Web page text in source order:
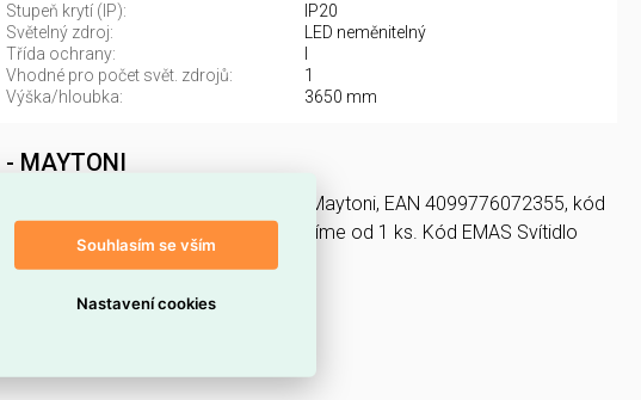
Stupeň krytí (IP):
IP20
Světelný zdroj:
LED neměnitelný
Třída ochrany:
Vhodné pro počet svět. zdrojů:
1
Výška/hloubka: 3650 mm
MAYTONI
zdroje a LED osvětlení, výrobce Maytoni, EAN 4099776072355, kód
L12BS3K1 - MAYTONI nabízíme od 1 ks. Kód EMAS Svítidlo
Souhlasím se vším
Nastavení cookies